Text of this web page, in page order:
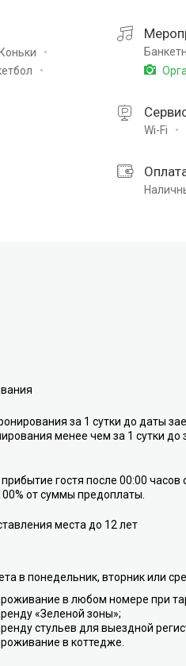
Коньки
Wi-Fi
за 1 сутки до даты
менее чем за 1 сутки
гостя после 00:00
от суммы предоплаты.
места до 12 лет
в понедельник, вторник или
в любом номере при
«Зеленой зоны»;
стульев для выездной
в коттедже.